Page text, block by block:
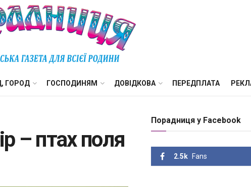
ГОРОД ГОСПОДИНЯМ ДОВІДКОВА ПЕРЕДПЛАТА
– птах поля
Порадниця у Facebook
2.5k Fans